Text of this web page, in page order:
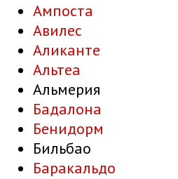
Ампоста
Авилес
Аликанте
Альтеа
Альмерия
Бадалона
Бенидорм
Бильбао
Баракальдо